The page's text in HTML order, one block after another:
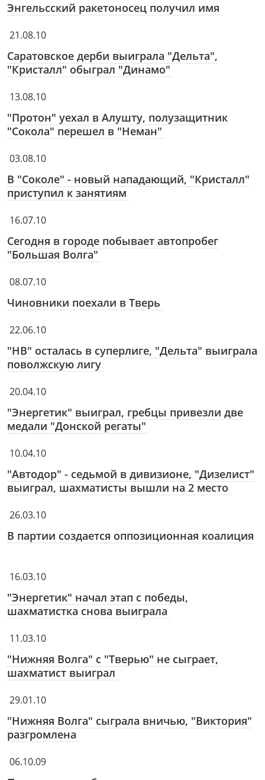
Энгельсский ракетоносец получил имя
21.08.10
Саратовское дерби выиграла "Дельта",
"Кристалл" обыграл "Динамо"
13.08.10
"Протон" уехал в Алушту, полузащитник
"Сокола" перешел в "Неман"
03.08.10
В "Соколе" - новый нападающий, "Кристалл"
приступил к занятиям
16.07.10
Сегодня в городе побывает автопробег
"Большая Волга"
08.07.10
Чиновники поехали в Тверь
22.06.10
"НВ" осталась в суперлиге, "Дельта" выиграла
поволжскую лигу
20.04.10
"Энергетик" выиграл, гребцы привезли две
медали "Донской регаты"
10.04.10
"Автодор" - седьмой в дивизионе, "Дизелист"
выиграл, шахматисты вышли на 2 место
26.03.10
В партии создается оппозиционная коалиция
16.03.10
"Энергетик" начал этап с победы,
шахматистка снова выиграла
11.03.10
"Нижняя Волга" с "Тверью" не сыграет,
шахматист выиграл
29.01.10
"Нижняя Волга" сыграла вничью, "Виктория"
разгромлена
06.10.09